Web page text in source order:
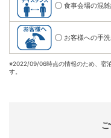
食事会場の混
お客様への手
※2022/09/06時点の情報のため、宿
す。